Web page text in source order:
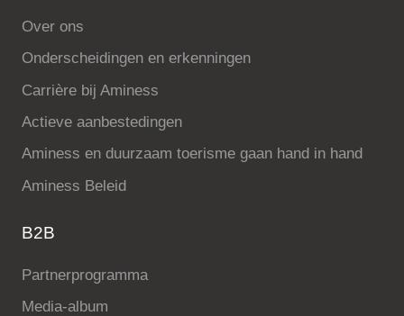
Over ons
Onderscheidingen en erkenningen
Carrière bij Aminess
Actieve aanbestedingen
Aminess en duurzaam toerisme gaan hand in hand
Aminess Beleid
B2B
Partnerprogramma
Media-album